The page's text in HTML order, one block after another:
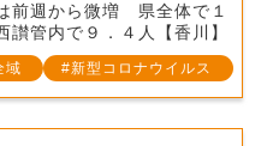
前週から微増 県全体で１
管内で９．４人【香川】
域 新型コロナウイルス